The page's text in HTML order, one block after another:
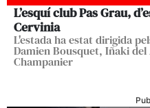
L’esquí club Pas Grau,
Cervinia
L'estada ha estat dirigida
Damien Bousquet, Iñaki del
Champanier